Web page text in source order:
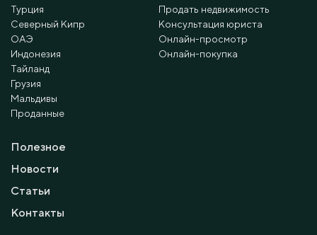
Турция
Северный Кипр
ОАЭ
Индонезия
Тайланд
Грузия
Мальдивы
Проданные
Продать недвижимость
Консультация юриста
Онлайн-просмотр
Онлайн-покупка
Полезное
Новости
Статьи
Контакты